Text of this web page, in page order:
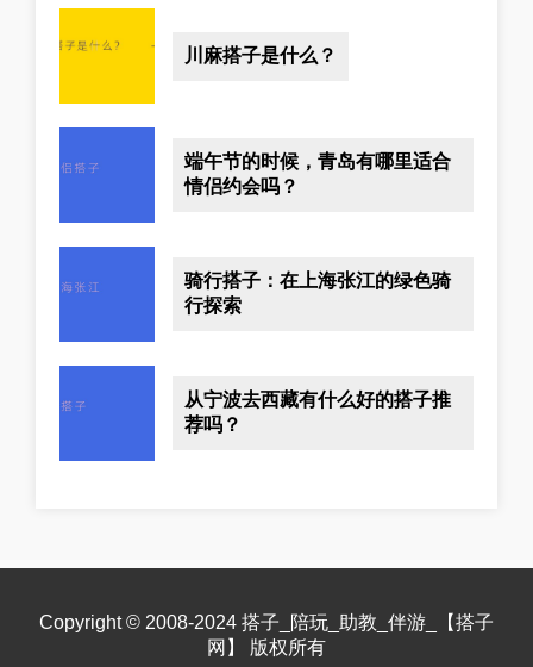
川麻搭子是什么？
端午节的时候，青岛有哪里适合
情侣约会吗？
骑行搭子：在上海张江的绿色骑
行探索
从宁波去西藏有什么好的搭子推
荐吗？
Copyright © 2008-2024 搭子_陪玩_助教_伴游_【搭子
网】 版权所有